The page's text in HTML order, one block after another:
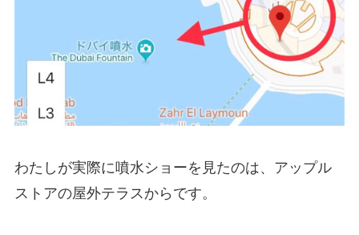
わたしが実際に噴水ショーを見たのは、アップル
ストアの屋外テラスからです。